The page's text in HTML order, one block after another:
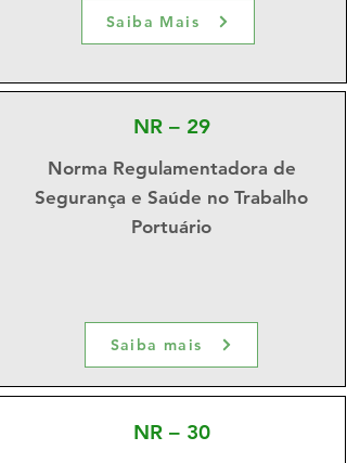
Saiba Mais
NR – 29
Norma Regulamentadora de
Segurança e Saúde no Trabalho
Portuário
Saiba mais
NR – 30